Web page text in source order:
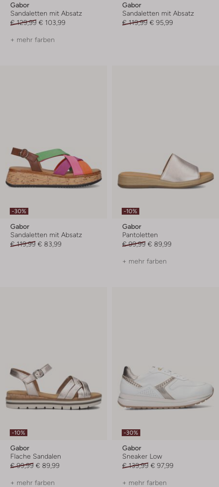
Gabor
Sandaletten mit Absatz
€ 129,99 € 103,99
+ mehr farben
Gabor
Sandaletten mit Absatz
€ 119,99 € 95,99
-30%
Gabor
Sandaletten mit Absatz
€ 119,99 € 83,99
-10%
Gabor
Pantoletten
€ 99,99 € 89,99
+ mehr farben
-10%
Gabor
Flache Sandalen
€ 99,99 € 89,99
+ mehr farben
-30%
Gabor
Sneaker Low
€ 139,99 € 97,99
+ mehr farben